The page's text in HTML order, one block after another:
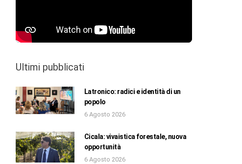
Ultimi pubblicati
Latronico: radici e identità di un
popolo
6 Agosto 2026
Cicala: vivaistica forestale, nuova
opportunità
6 Agosto 2026